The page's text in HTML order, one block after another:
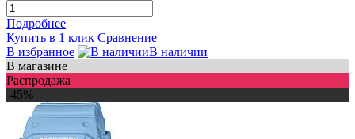
Подробнее
Купить в 1 клик Сравнение
В избранное
В наличии
В магазине
Распродажа
-45%